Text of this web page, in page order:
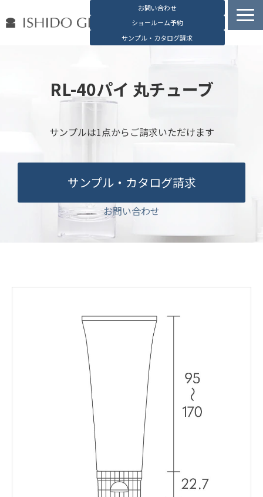
お問い合わせ
ショールーム予約
サンプル・カタログ請求
石堂硝子の特長
お役立ち資料
ブログ
会社概要
English
RL-40パイ 丸チューブ
サンプルは1点からご請求いただけます
サンプル・カタログ請求
お問い合わせ